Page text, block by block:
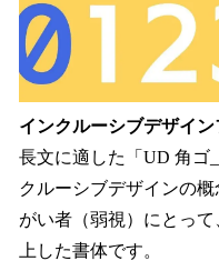
インクルーシブデザイ
長文に適した「UD 角ゴ
クルーシブデザインの
がい者（弱視）にとっ
上した書体です。